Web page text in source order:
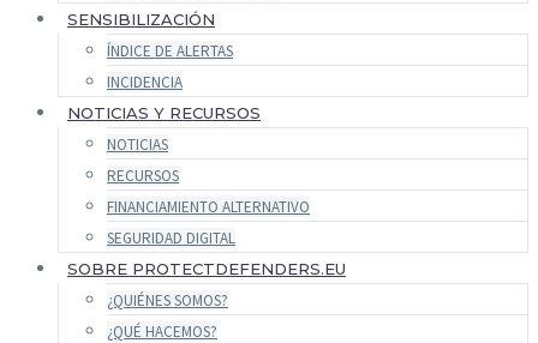
SENSIBILIZACIÓN
ÍNDICE DE ALERTAS
INCIDENCIA
NOTICIAS Y RECURSOS
NOTICIAS
RECURSOS
FINANCIAMIENTO ALTERNATIVO
SEGURIDAD DIGITAL
SOBRE PROTECTDEFENDERS.EU
¿QUIÉNES SOMOS?
¿QUÉ HACEMOS?